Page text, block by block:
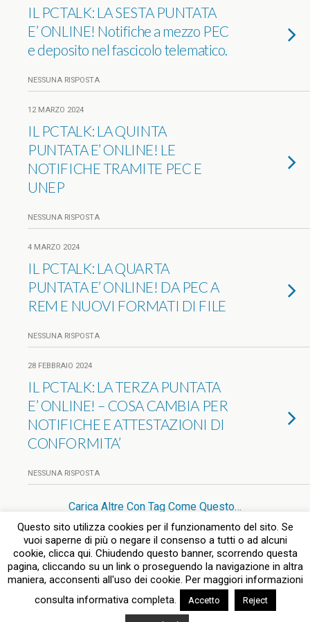
IL PCTALK: LA SESTA PUNTATA
E’ ONLINE! Notifiche a mezzo PEC
e deposito nel fascicolo telematico.
NESSUNA RISPOSTA
12 MARZO 2024
IL PCTALK: LA QUINTA
PUNTATA E’ ONLINE! LE
NOTIFICHE TRAMITE PEC E
UNEP
NESSUNA RISPOSTA
4 MARZO 2024
IL PCTALK: LA QUARTA
PUNTATA E’ ONLINE! DA PEC A
REM E NUOVI FORMATI DI FILE
NESSUNA RISPOSTA
28 FEBBRAIO 2024
IL PCTALK: LA TERZA PUNTATA
E’ ONLINE! – COSA CAMBIA PER
NOTIFICHE E ATTESTAZIONI DI
CONFORMITA’
NESSUNA RISPOSTA
Carica Altre Con Tag Come Questo…
Torna su
Dispositivo Portatile Pc Desktop
Questo sito utilizza cookies per il funzionamento del sito. Se
vuoi saperne di più o negare il consenso a tutti o ad alcuni
cookie, clicca qui. Chiudendo questo banner, scorrendo questa
pagina, cliccando su un link o proseguendo la navigazione in altra
maniera, acconsenti all'uso dei cookie. Per maggiori informazioni
consulta informativa completa.
Accetto Reject